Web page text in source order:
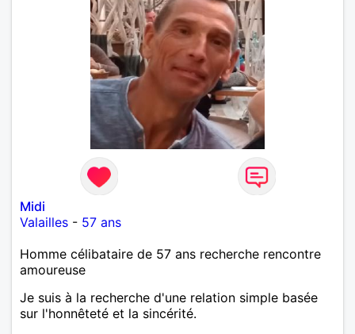
Midi
Valailles - 57 ans
Homme célibataire de 57 ans recherche rencontre
amoureuse
Je suis à la recherche d'une relation simple basée
sur l'honnêteté et la sincérité.